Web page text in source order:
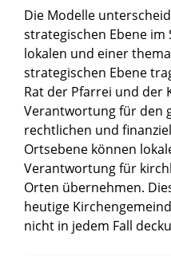
Die Modelle
strategischen Ebene
lokalen und einer
strategischen Ebene
Rat der Pfarrei und der
Verantwortung für den
rechtlichen und
Ortsebene können
Verantwortung für
Orten übernehmen.
heutige
nicht in jedem Fall